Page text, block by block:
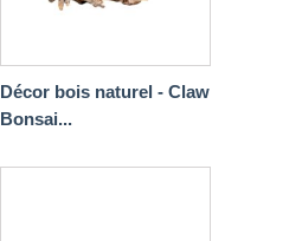
Décor bois naturel - Claw
Bonsai...